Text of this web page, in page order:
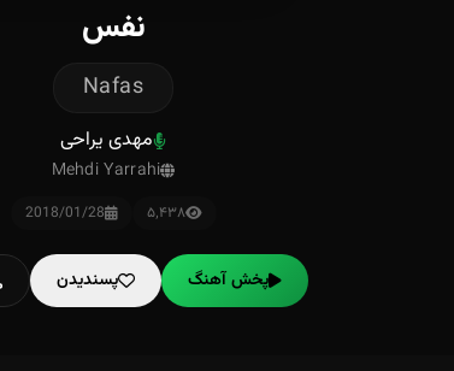
نفس
Nafas
مهدی یراحی
Mehdi Yarrahi
۵٬۴۳۸ 2018/01/28
پخش آهنگ پسندیدن